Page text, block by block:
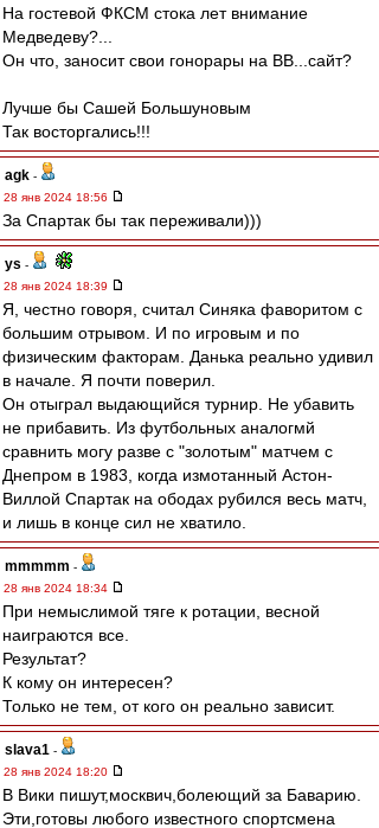
На гостевой ФКСМ стока лет внимание
Медведеву?...
Он что, заносит свои гонорары на ВВ...сайт?
Лучше бы Сашей Большуновым
Так восторгались!!!
agk -
28 янв 2024 18:56
За Спартак бы так переживали)))
ys -
28 янв 2024 18:39
Я, честно говоря, считал Синяка фаворитом с
большим отрывом. И по игровым и по
физическим факторам. Данька реально удивил
в начале. Я почти поверил.
Он отыграл выдающийся турнир. Не убавить
не прибавить. Из футбольных аналогмй
сравнить могу разве с "золотым" матчем с
Днепром в 1983, когда измотанный Астон-
Виллой Спартак на ободах рубился весь матч,
и лишь в конце сил не хватило.
mmmmm -
28 янв 2024 18:34
При немыслимой тяге к ротации, весной
наиграются все.
Результат?
К кому он интересен?
Только не тем, от кого он реально зависит.
slava1 -
28 янв 2024 18:20
В Вики пишут,москвич,болеющий за Баварию.
Эти,готовы любого известного спортсмена